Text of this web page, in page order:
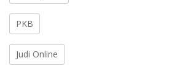
PKB
Judi Online